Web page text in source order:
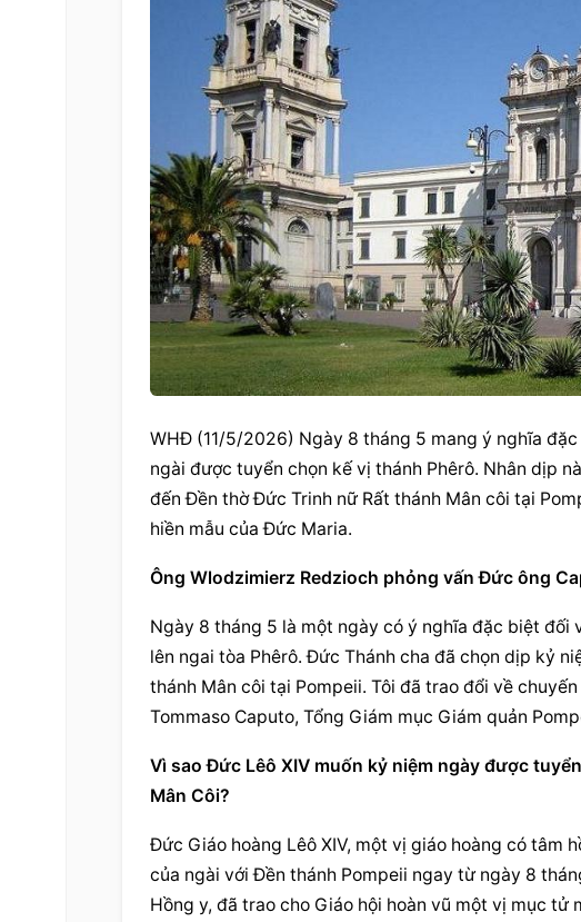
WHĐ (11/5/2026) Ngày 8 tháng 5 mang ý nghĩa
ngài được tuyển chọn kế vị thánh Phêrô. Nhân dịp
đến Đền thờ Đức Trinh nữ Rất thánh Mân côi tại
hiền mẫu của Đức Maria.
Ông Wlodzimierz Redzioch phỏng vấn Đức ông
Ngày 8 tháng 5 là một ngày có ý nghĩa đặc biệt đối
lên ngai tòa Phêrô. Đức Thánh cha đã chọn dịp kỷ
thánh Mân côi tại Pompeii. Tôi đã trao đổi về
Tommaso Caputo, Tổng Giám mục Giám quản
Vì sao Đức Lêô XIV muốn kỷ niệm ngày được
Mân Côi?
Đức Giáo hoàng Lêô XIV, một vị giáo hoàng có tâm
của ngài với Đền thánh Pompeii ngay từ ngày 8
Hồng y, đã trao cho Giáo hội hoàn vũ một vị mục tử